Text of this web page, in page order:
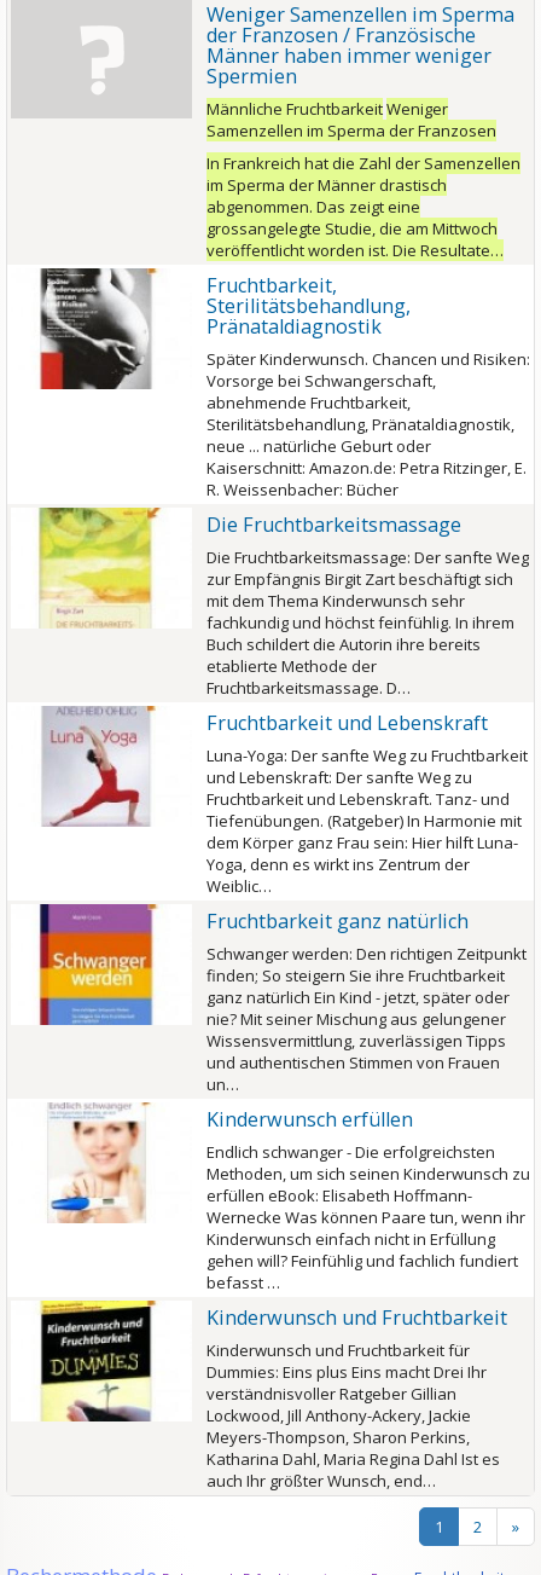
Weniger Samenzellen im Sperma
der Franzosen / Französische
Männer haben immer weniger
Spermien
Männliche FruchtbarkeitWeniger
Samenzellen im Sperma der Franzosen
In Frankreich hat die Zahl der Samenzellen
im Sperma der Männer drastisch
abgenommen. Das zeigt eine
grossangelegte Studie, die am Mittwoch
veröffentlicht worden ist. Die Resultate…
Fruchtbarkeit,
Sterilitätsbehandlung,
Pränataldiagnostik
Später Kinderwunsch. Chancen und Risiken:
Vorsorge bei Schwangerschaft,
abnehmende Fruchtbarkeit,
Sterilitätsbehandlung, Pränataldiagnostik,
neue ... natürliche Geburt oder
Kaiserschnitt: Amazon.de: Petra Ritzinger, E.
R. Weissenbacher: Bücher
Die Fruchtbarkeitsmassage
Die Fruchtbarkeitsmassage: Der sanfte Weg
zur Empfängnis Birgit Zart beschäftigt sich
mit dem Thema Kinderwunsch sehr
fachkundig und höchst feinfühlig. In ihrem
Buch schildert die Autorin ihre bereits
etablierte Methode der
Fruchtbarkeitsmassage. D…
Fruchtbarkeit und Lebenskraft
Luna-Yoga: Der sanfte Weg zu Fruchtbarkeit
und Lebenskraft: Der sanfte Weg zu
Fruchtbarkeit und Lebenskraft. Tanz- und
Tiefenübungen. (Ratgeber) In Harmonie mit
dem Körper ganz Frau sein: Hier hilft Luna-
Yoga, denn es wirkt ins Zentrum der
Weiblic…
Fruchtbarkeit ganz natürlich
Schwanger werden: Den richtigen Zeitpunkt
finden; So steigern Sie ihre Fruchtbarkeit
ganz natürlich Ein Kind - jetzt, später oder
nie? Mit seiner Mischung aus gelungener
Wissensvermittlung, zuverlässigen Tipps
und authentischen Stimmen von Frauen
un…
Kinderwunsch erfüllen
Endlich schwanger - Die erfolgreichsten
Methoden, um sich seinen Kinderwunsch zu
erfüllen eBook: Elisabeth Hoffmann-
Wernecke Was können Paare tun, wenn ihr
Kinderwunsch einfach nicht in Erfüllung
gehen will? Feinfühlig und fachlich fundiert
befasst …
Kinderwunsch und Fruchtbarkeit
Kinderwunsch und Fruchtbarkeit für
Dummies: Eins plus Eins macht Drei Ihr
verständnisvoller Ratgeber Gillian
Lockwood, Jill Anthony-Ackery, Jackie
Meyers-Thompson, Sharon Perkins,
Katharina Dahl, Maria Regina Dahl Ist es
auch Ihr größter Wunsch, end…
1 2 »